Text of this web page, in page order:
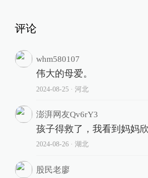
评论
whm580107
伟大的母爱。
2024-08-25∙ 河北
澎湃网友Qv6rY3
孩子得救了，我看到妈妈
2024-08-26∙ 湖北
股民老廖